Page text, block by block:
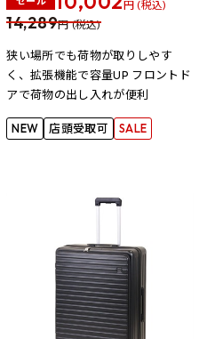
円 (税込)
14,289円 (税込)
狭い場所でも荷物が取りしやす
く、拡張機能で容量UP フロントド
アで荷物の出し入れが便利
NEW 店頭受取可 SALE